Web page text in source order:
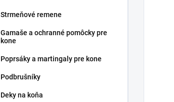
Strmeňové remene
Gamaše a ochranné pomôcky pre
kone
Poprsáky a martingaly pre kone
Podbrušníky
Deky na koňa